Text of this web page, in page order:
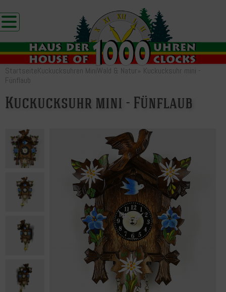
StartseiteKuckucksuhren MiniWald & Natur» Kuckucksuhr mini -
Fünflaub
Kuckucksuhr mini - Fünflaub